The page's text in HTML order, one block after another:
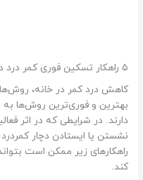
۵ راهکار تسکین فوری کمر درد در خانه
کاهش درد کمر در خانه،
بهترین و فوری‌ترین روش‌ها
دارند. در شرایطی که در اثر
نشستن یا ایستادن دچار
کند.